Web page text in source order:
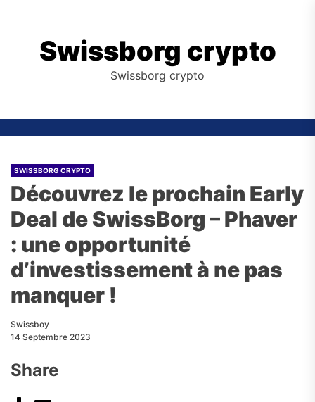
Swissborg crypto
Swissborg crypto
SWISSBORG CRYPTO
Découvrez le prochain Early
Deal de SwissBorg – Phaver
: une opportunité
d’investissement à ne pas
manquer !
Swissboy
14 Septembre 2023
Share